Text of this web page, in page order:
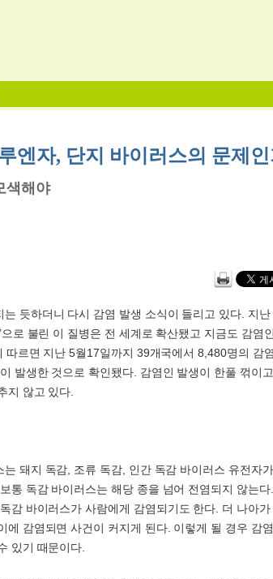
엔자, 단지 바이러스의 문제
색해야
듯하더니 다시 감염 발생 소식이 들리고 있다. 지
으로 불린 이 질병은 전 세계로 확산됐고 지금도 감염
따르면 지난 5월17일까지 39개국에서 8,480명의 감
발생한 것으로 확인됐다. 감염인 발생이 한풀 꺾이
지 않고 있다.
돼지 독감, 조류 독감, 인간 독감 바이러스 유전자가
통 독감 바이러스는 해당 종을 넘어 전염되지 않는
감 바이러스가 사람에게 감염되기도 한다. 더 나아가
에 감염되면 사건이 커지게 된다. 이렇게 될 경우 감
있기 때문이다.